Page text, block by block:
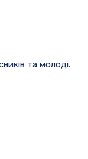
та молоді.